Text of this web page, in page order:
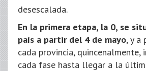
desescalada.
En la primera etapa, la 0, se
país a partir del 4 de mayo, y a
cada provincia, quincenalmente,
cada fase hasta llegar a la